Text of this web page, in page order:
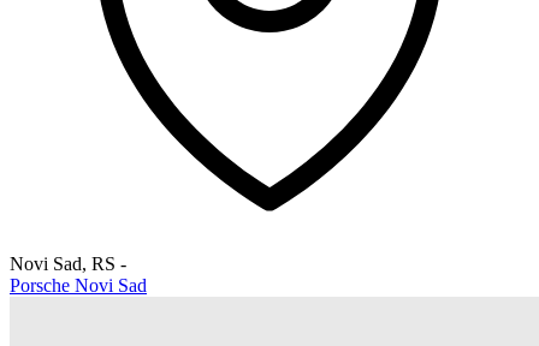
Novi Sad, RS -
Porsche Novi Sad